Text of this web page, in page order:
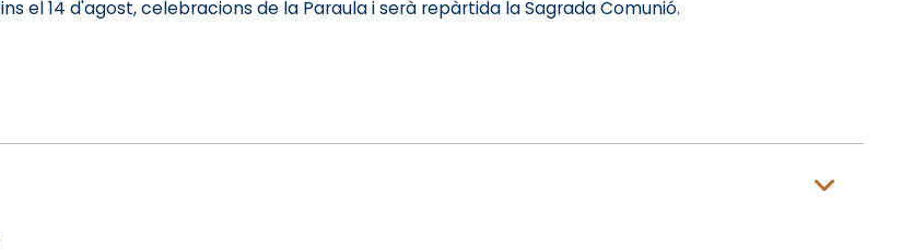
el 14 d'agost, celebracions de la Paraula i serà repàrtida la Sagrada Comunió.